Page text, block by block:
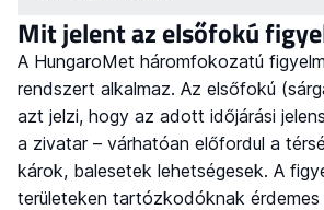
Mit jelent az elsőfokú
A HungaroMet háromfokozatú
rendszert alkalmaz. Az elsőfokú
azt jelzi, hogy az adott időjárási
a zivatar – várhatóan előfordul a
károk, balesetek lehetségesek. A
területeken tartózkodóknak érdemes